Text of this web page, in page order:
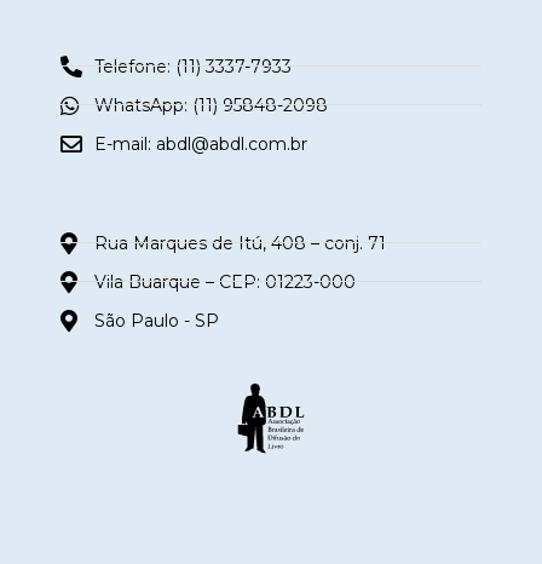
Telefone: (11) 3337-7933
WhatsApp: (11) 95848-2098
E-mail: abdl@abdl.com.br
Rua Marques de Itú, 408 – conj. 71
Vila Buarque – CEP: 01223-000
São Paulo - SP